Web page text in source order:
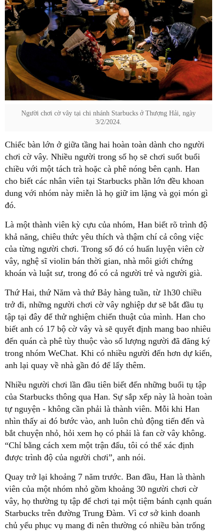
Người chơi cờ vây tại chi nhánh Starbucks ở Thượng Hải, ngày
3/2/2024.
Chiếc bàn lớn ở giữa tầng hai hoàn toàn dành cho người
chơi cờ vây. Nhiều người trong số họ sẽ chơi suốt buổi
chiều với một tách trà hoặc cà phê nóng bên cạnh. Han
cho biết các nhân viên tại Starbucks phần lớn đều khoan
dung với nhóm này miễn là họ giữ im lặng và gọi món gì
đó.
Là một thành viên kỳ cựu của nhóm, Han biết rõ trình độ
khả năng, chiêu thức yêu thích và thậm chí cả công việc
của từng người chơi. Trong số đó có huấn luyện viên cờ
vây, nghệ sĩ violin bán thời gian, nhà môi giới chứng
khoán và luật sư, trong đó có cả người trẻ và người già.
Thứ Hai, thứ Năm và thứ Bảy hàng tuần, từ 1h30 chiều
trở đi, những người chơi cờ vây nghiệp dư sẽ bắt đầu tụ
tập tại đây để thử nghiệm chiến thuật của mình. Han cho
biết anh có 17 bộ cờ vây và sẽ quyết định mang bao nhiêu
đến quán cà phê tùy thuộc vào số lượng người đã đăng ký
trong nhóm WeChat. Khi có nhiều người đến hơn dự kiến,
anh lại quay về nhà gần đó để lấy thêm.
Nhiều người chơi lần đầu tiên biết đến những buổi tụ tập
của Starbucks thông qua Han. Sự sắp xếp này là hoàn toàn
tự nguyện - không cần phải là thành viên. Mỗi khi Han
nhìn thấy ai đó bước vào, anh luôn chủ động tiến đến và
bắt chuyện nhỏ, hỏi xem họ có phải là fan cờ vây không.
“Chỉ bằng cách xem một trận đấu, tôi có thể xác định
được trình độ của người chơi”, anh nói.
Quay trở lại khoảng 7 năm trước. Ban đầu, Han là thành
viên của một nhóm nhỏ gồm khoảng 30 người chơi cờ
vây, họ thường tụ tập để chơi tại một tiệm bánh cạnh quán
Starbucks trên đường Trung Đàm. Vì cơ sở kinh doanh
chủ yếu phục vụ mang đi nên thường có nhiều bàn trống